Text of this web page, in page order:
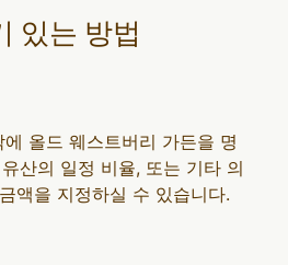
있는 방법
올드 웨스트버리 가든을 명
산의 일정 비율, 또는 기타 의
액을 지정하실 수 있습니다.